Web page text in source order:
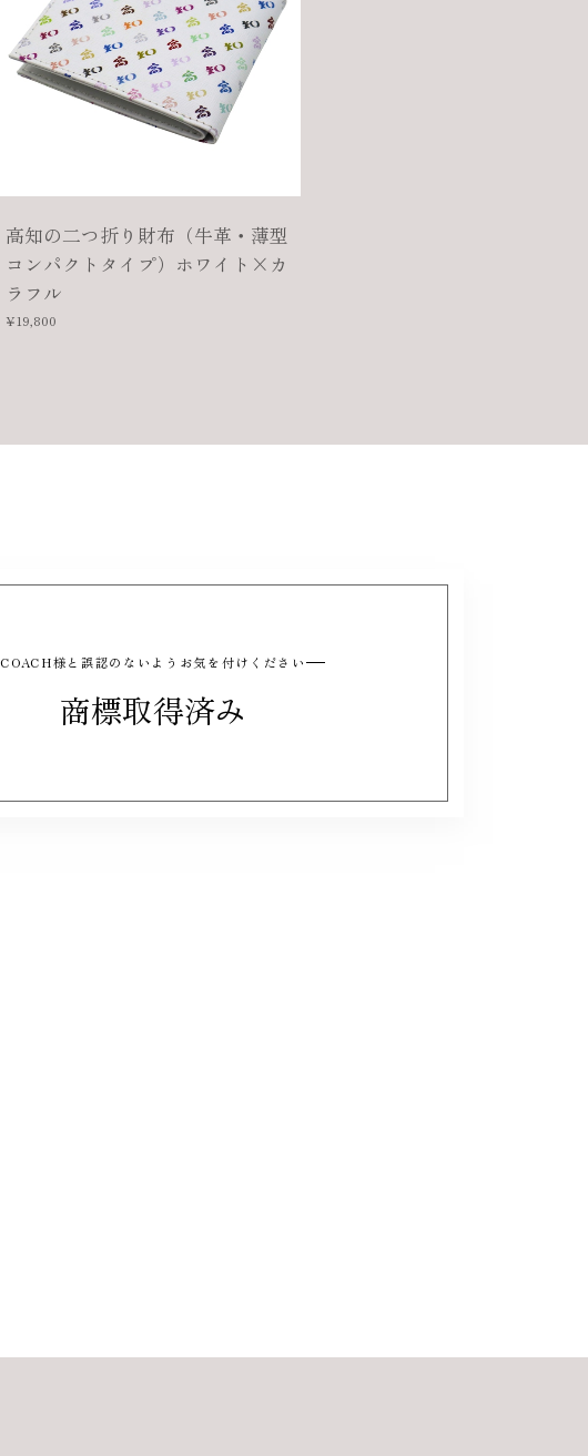
高知の二つ折り財布（牛革・薄型
コンパクトタイプ）ホワイト×カ
ラフル
¥19,800
COACH様と誤認のないようお気を付けください
商標取得済み